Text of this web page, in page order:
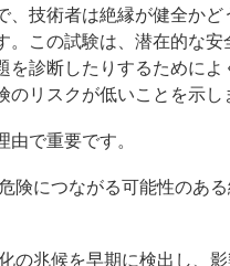
技術者は絶縁が健全か
この試験は、潜在的な
診断したりするために
リスクが低いことを示し
で重要です。
につながる可能性のあ
兆候を早期に検出し、